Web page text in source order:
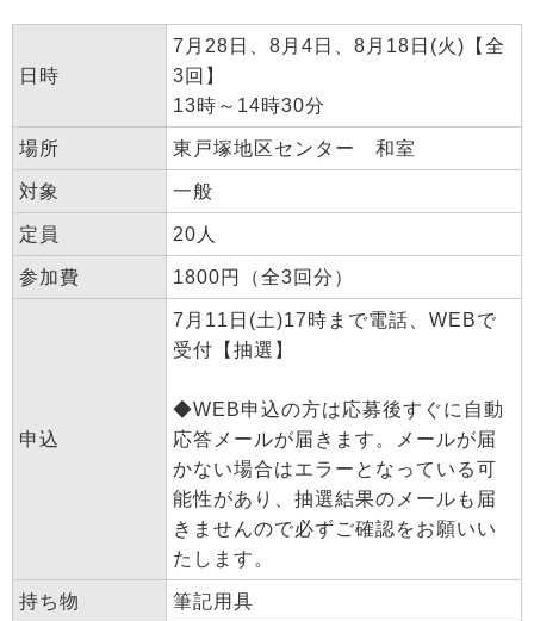
日時
7月28日、8月4日、8月18日(火)【全
3回】
13時～14時30分
場所 東戸塚地区センター 和室
対象 一般
定員 20人
参加費 1800円（全3回分）
申込
7月11日(土)17時まで電話、WEBで
受付【抽選】
◆WEB申込の方は応募後すぐに自動
応答メールが届きます。メールが届
かない場合はエラーとなっている可
能性があり、抽選結果のメールも届
きませんので必ずご確認をお願いい
たします。
持ち物 筆記用具